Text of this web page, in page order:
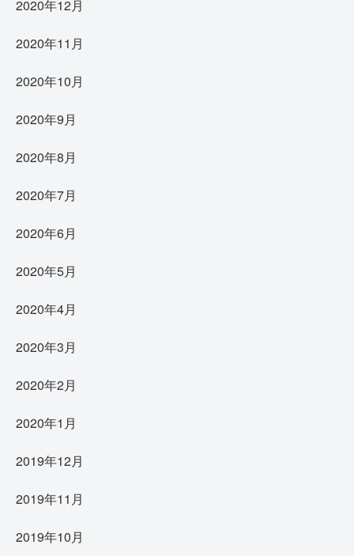
2020年12月
2020年11月
2020年10月
2020年9月
2020年8月
2020年7月
2020年6月
2020年5月
2020年4月
2020年3月
2020年2月
2020年1月
2019年12月
2019年11月
2019年10月